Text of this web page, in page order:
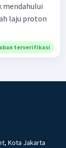
mendahului
laju proton
terverifikasi
Kota Jakarta